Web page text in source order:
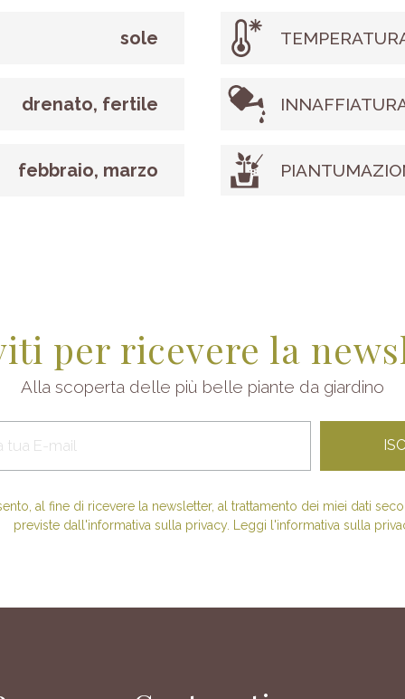
sole
drenato, fertile
febbraio, marzo
per ricevere la
Alla scoperta delle più belle piante da giardino
al fine di ricevere la newsletter, al trattamento dei miei dati
previste dall'informativa sulla privacy. Leggi l'informativa sulla